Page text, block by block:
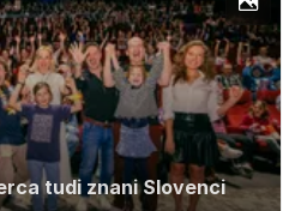
tudi znani Slovenci